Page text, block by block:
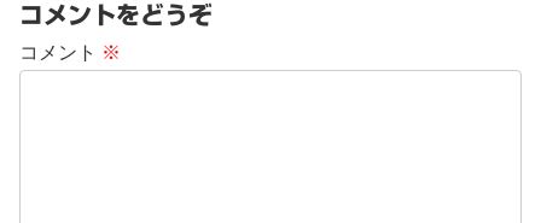
コメントをどうぞ
コメント ※